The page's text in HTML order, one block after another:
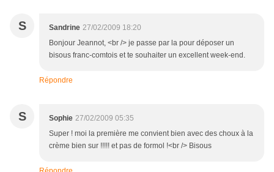
S Sandrine 27/02/2009 18:20
Bonjour Jeannot, <br /> je passe par la pour déposer un
bisous franc-comtois et te souhaiter un excellent week-end.
Répondre
S Sophie 27/02/2009 05:35
Super ! moi la première me convient bien avec des choux à la
crème bien sur !!!!! et pas de formol !<br /> Bisous